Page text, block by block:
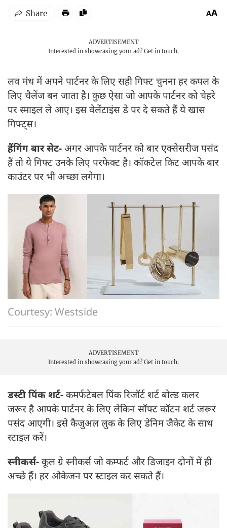
ADVERTISEMENT
Interested in showcasing your ad? Get in touch.
लव मंथ में अपने पार्टनर के लिए सही गिफ्ट चुनना हर कपल के
लिए चैलेंज बन जाता है। कुछ ऐसा जो आपके पार्टनर को चेहरे
पर स्माइल ले आए। इस वेलेंटाइंस डे पर दे सकते हैं ये खास
गिफ्ट्स।
हैंगिंग बार सेट-अगर आपके पार्टनर को बार एक्सेसरीज पसंद
हैं तो ये गिफ्ट उनके लिए परफेक्ट है। कॉकटेल किट आपके बार
काउंटर पर भी अच्छा लगेगा।
Courtesy: Westside
ADVERTISEMENT
Interested in showcasing your ad? Get in touch.
डस्टी पिंक शर्ट-कमर्फटेबल पिंक रिजॉर्ट शर्ट बोल्ड कलर
जरूर है आपके पार्टनर के लिए लेकिन सॉफ्ट कॉटन शर्ट जरूर
पसंद आएगी। इसे कैजुअल लुक के लिए डेनिम जैकेट के साथ
स्टाइल करें।
स्नीकर्स-कूल ग्रे स्नीकर्स जो कम्फर्ट और डिजाइन दोनों में ही
अच्छे हैं। हर ओकेजन पर स्टाइल कर सकते हैं।